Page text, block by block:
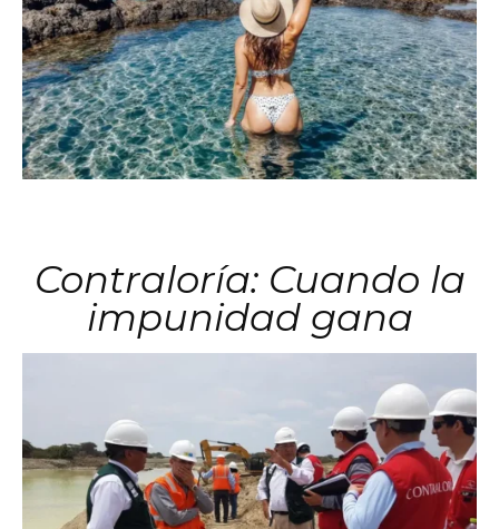
Contraloría: Cuando la
impunidad gana